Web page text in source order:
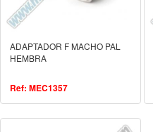
ADAPTADOR F MACHO PAL
HEMBRA
Ref: MEC1357